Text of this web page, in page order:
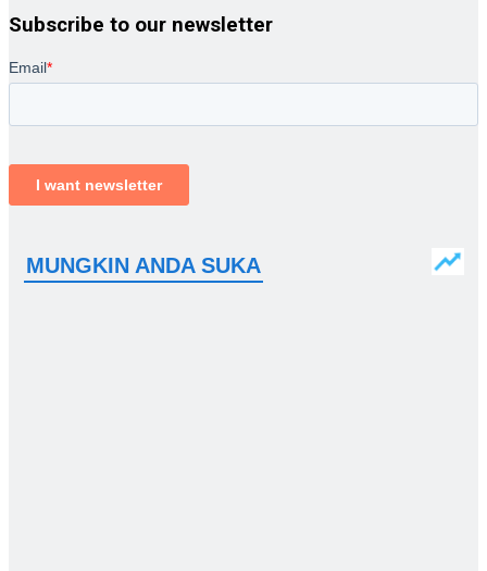
Subscribe to our newsletter